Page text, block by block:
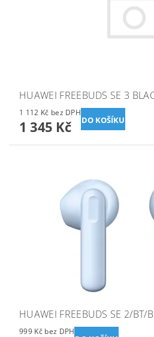
HUAWEI FREEBUDS SE 3
1 112 Kč bez DPH
1 345 Kč
HUAWEI FREEBUDS SE 2/BT/
999 Kč bez DPH